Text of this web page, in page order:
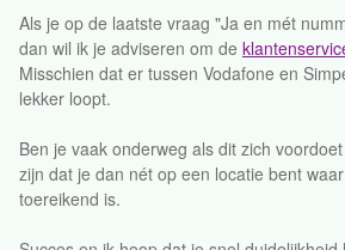
Als je op de laatste vraag "Ja en mét
dan wil ik je adviseren om de
Misschien dat er tussen Vodafone en
lekker loopt.
Ben je vaak onderweg als dit zich
zijn dat je dan nét op een locatie bent
toereikend is.